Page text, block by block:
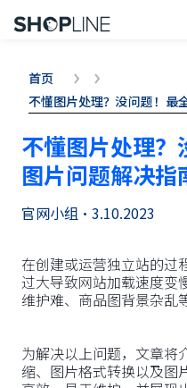
首页
不懂图片处理？没问题！最
不懂图片处理？
图片问题解决指
官网小组 • 3.10.2023
在创建或运营独立站的过
过大导致网站加载速度变
维护难、商品图背景杂乱
为解决以上问题，文章将
缩、图片格式转换以及图